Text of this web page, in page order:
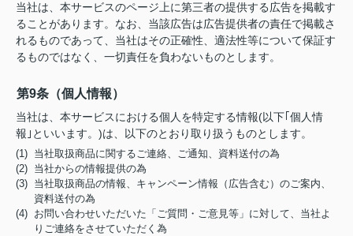
当社は、本サービスのページ上に第三者の提供する広告を掲載す
ることがあります。なお、当該広告は広告提供者の責任で掲載さ
れるものであって、当社はその正確性、適法性等について保証す
るものではなく、一切責任を負わないものとします。
第9条（個人情報）
当社は、本サービスにおける個人を特定する情報(以下｢個人情
報｣といいます。)は、以下のとおり取り扱うものとします。
(1) 当社取扱商品に関するご連絡、ご通知、資料送付の為
(2) 当社からの情報提供の為
(3) 当社取扱商品の情報、キャンペーン情報（広告含む）のご案内、
資料送付の為
(4) お問い合わせいただいた「ご質問・ご意見等」に対して、当社よ
りご連絡をさせていただく為